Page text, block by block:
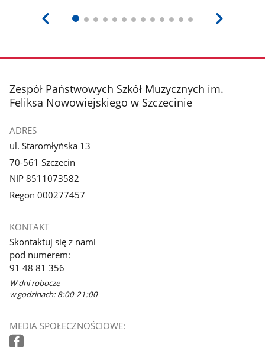
stopka
Zespół Państwowych Szkół Muzycznych im.
Feliksa Nowowiejskiego w Szczecinie
ADRES
ul. Staromłyńska 13
70-561 Szczecin
NIP 8511073582
Regon 000277457
KONTAKT
Skontaktuj się z nami
pod numerem:
91 48 81 356
W dni robocze
w godzinach: 8:00-21:00
MEDIA SPOŁECZNOŚCIOWE: